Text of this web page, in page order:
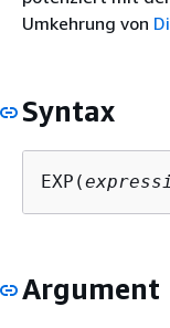
Umkehrung von
Syntax
EXP(
Argument